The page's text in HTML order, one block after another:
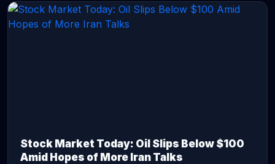
Stock Market Today: Oil Slips Below $100
Amid Hopes of More Iran Talks